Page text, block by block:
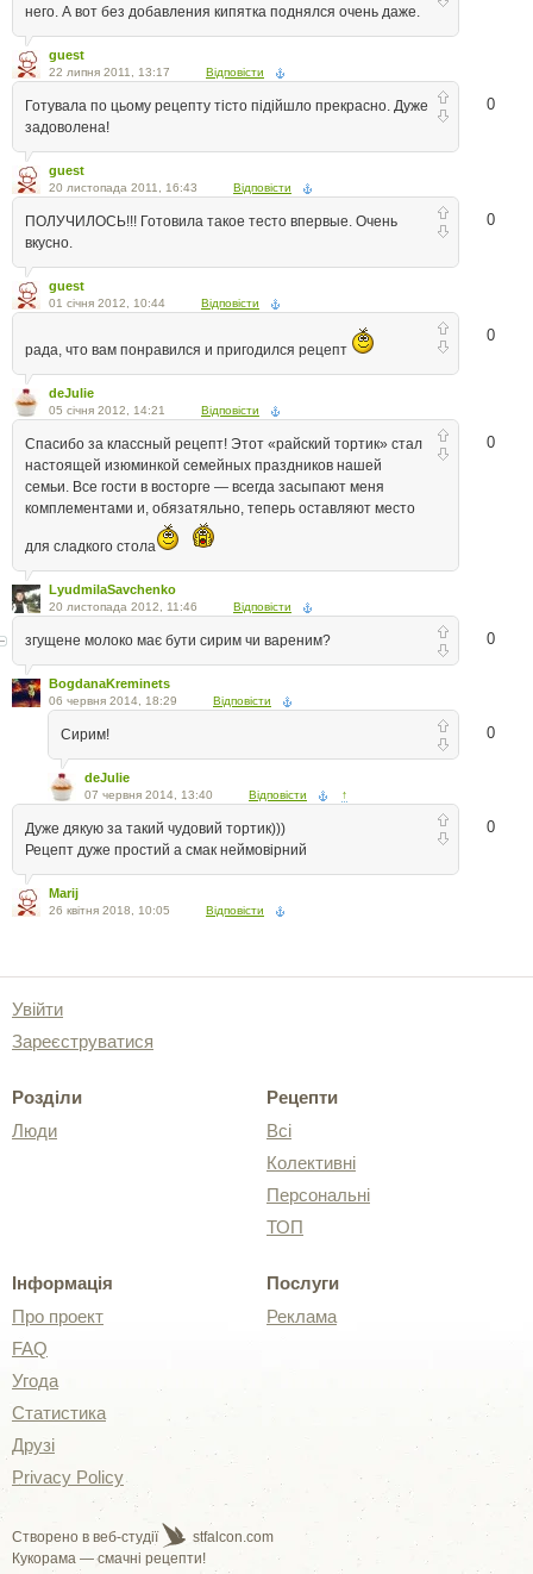
него. А вот без добавления кипятка поднялся очень даже.
guest
22 липня 2011, 13:17 Відповісти
0
Готувала по цьому рецепту тісто підійшло прекрасно. Дуже
задоволена!
guest
20 листопада 2011, 16:43 Відповісти
0
ПОЛУЧИЛОСЬ!!! Готовила такое тесто впервые. Очень
вкусно.
guest
01 січня 2012, 10:44 Відповісти
0
рада, что вам понравился и пригодился рецепт
deJulie
05 січня 2012, 14:21 Відповісти
0
Спасибо за классный рецепт! Этот «райский тортик» стал
настоящей изюминкой семейных праздников нашей
семьи. Все гости в восторге — всегда засыпают меня
комплементами и, обязатяльно, теперь оставляют место
для сладкого стола
LyudmilaSavchenko
20 листопада 2012, 11:46 Відповісти
0
згущене молоко має бути сирим чи вареним?
BogdanaKreminets
06 червня 2014, 18:29 Відповісти
0
Сирим!
deJulie
07 червня 2014, 13:40 Відповісти ↑
0
Дуже дякую за такий чудовий тортик)))
Рецепт дуже простий а смак неймовірний
Marij
26 квітня 2018, 10:05 Відповісти
Увійти
Зареєструватися
Розділи
Люди
Рецепти
Всі
Колективні
Персональні
ТОП
Інформація
Про проект
FAQ
Угода
Статистика
Друзі
Privacy Policy
Послуги
Реклама
Створено в веб-студії
stfalcon.com
Кукорама — смачні рецепти!